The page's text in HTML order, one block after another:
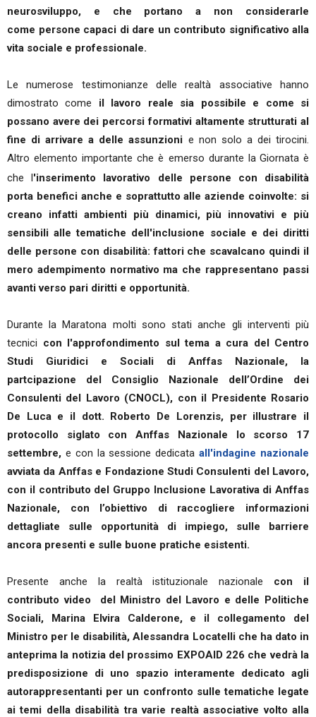
neurosviluppo, e che portano a non considerarle
come persone capaci di dare un contributo significativo alla
vita sociale e professionale.
Le numerose testimonianze delle realtà associative hanno
dimostrato come il lavoro reale sia possibile e come si
possano avere dei percorsi formativi altamente strutturati al
fine di arrivare a delle assunzioni e non solo a dei tirocini.
Altro elemento importante che è emerso durante la Giornata è
che l'inserimento lavorativo delle persone con disabilità
porta benefici anche e soprattutto alle aziende coinvolte: si
creano infatti ambienti più dinamici, più innovativi e più
sensibili alle tematiche dell'inclusione sociale e dei diritti
delle persone con disabilità: fattori che scavalcano quindi il
mero adempimento normativo ma che rappresentano passi
avanti verso pari diritti e opportunità.
Durante la Maratona molti sono stati anche gli interventi più
tecnici con l'approfondimento sul tema a cura del Centro
Studi Giuridici e Sociali di Anffas Nazionale, la
partcipazione del Consiglio Nazionale dell’Ordine dei
Consulenti del Lavoro (CNOCL), con il Presidente Rosario
De Luca e il dott. Roberto De Lorenzis, per illustrare il
protocollo siglato con Anffas Nazionale lo scorso 17
settembre, e con la sessione dedicataall'indagine nazionale
avviata da Anffas e Fondazione Studi Consulenti del Lavoro,
con il contributo del Gruppo Inclusione Lavorativa di Anffas
Nazionale, con l’obiettivo di raccogliere informazioni
dettagliate sulle opportunità di impiego, sulle barriere
ancora presenti e sulle buone pratiche esistenti.
Presente anche la realtà istituzionale nazionale con il
contributo video del Ministro del Lavoro e delle Politiche
Sociali, Marina Elvira Calderone, e il collegamento del
Ministro per le disabilità, Alessandra Locatelli che ha dato in
anteprima la notizia del prossimo EXPOAID 226 che vedrà la
predisposizione di uno spazio interamente dedicato agli
autorappresentanti per un confronto sulle tematiche legate
ai temi della disabilità tra varie realtà associative volto alla